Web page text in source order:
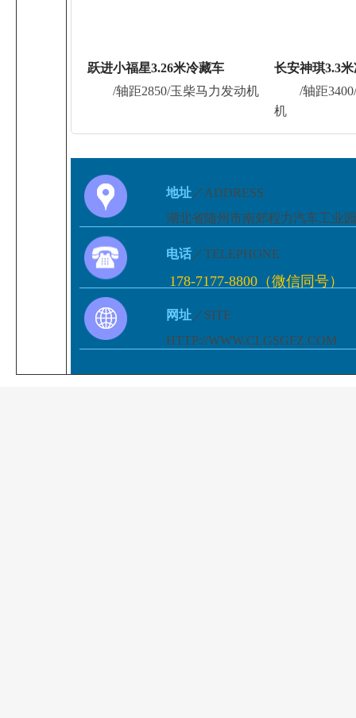
跃进小福星3.26米冷藏车
/轴距2850/玉柴马力发动机
长安神琪3.3
/轴距
机
地址 ／ADDRESS
湖北省随州市南郊程力汽车工业园
电话 ／TELEPHONE
178-7177-8800（微信同号）
网址 ／SITE
HTTP://WWW.CLGSGFZ.COM